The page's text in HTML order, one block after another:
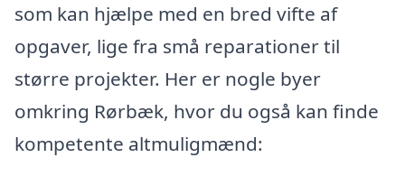
som kan hjælpe med en bred vifte af
opgaver, lige fra små reparationer til
større projekter. Her er nogle byer
omkring Rørbæk, hvor du også kan finde
kompetente altmuligmænd: